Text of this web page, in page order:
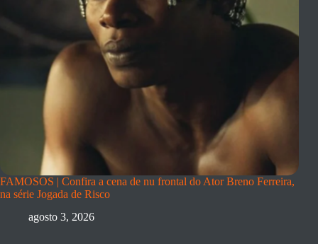
FAMOSOS | Confira a cena de nu frontal do Ator Breno Ferreira,
na série Jogada de Risco
agosto 3, 2026